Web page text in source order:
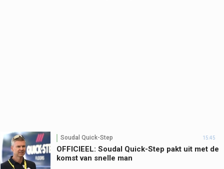
Soudal Quick-Step 15:45
OFFICIEEL: Soudal Quick-Step pakt uit met de
komst van snelle man